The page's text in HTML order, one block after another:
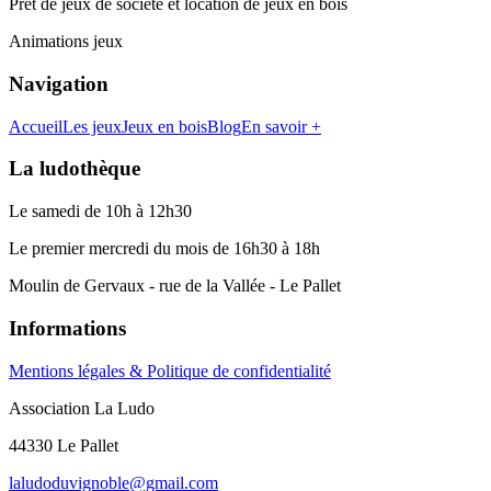
Prêt de jeux de société et location de jeux en bois
Animations jeux
Navigation
AccueilLes jeuxJeux en boisBlogEn savoir +
La ludothèque
Le samedi de 10h à 12h30
Le premier mercredi du mois de 16h30 à 18h
Moulin de Gervaux - rue de la Vallée - Le Pallet
Informations
Mentions légales & Politique de confidentialité
Association La Ludo
44330 Le Pallet
laludoduvignoble@gmail.com